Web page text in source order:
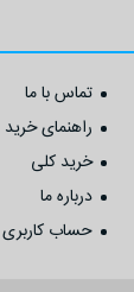
تماس با ما
راهنمای خرید
خرید کلی
درباره ما
حساب کاربری